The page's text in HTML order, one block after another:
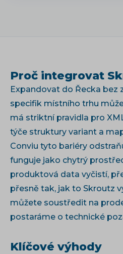
Proč integrovat
Expandovat do Řecka bez
specifik místního trhu
má striktní pravidla pro
týče struktury variant a
Conviu tyto bariéry
funguje jako chytrý
produktová data vyčistí,
přesně tak, jak to Skroutz
můžete soustředit na
postaráme o technické
Klíčové výhody